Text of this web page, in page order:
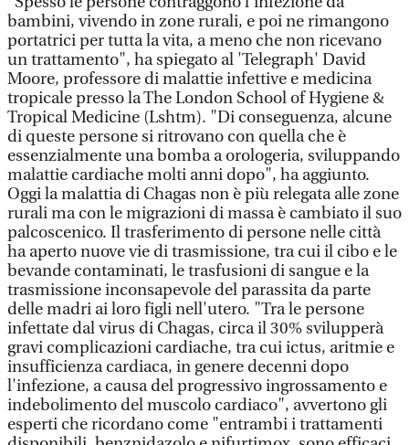
bambini, vivendo in zone rurali, e poi ne rimangono
portatrici per tutta la vita, a meno che non ricevano
un trattamento", ha spiegato al 'Telegraph' David
Moore, professore di malattie infettive e medicina
tropicale presso la The London School of Hygiene &
Tropical Medicine (Lshtm). "Di conseguenza, alcune
di queste persone si ritrovano con quella che è
essenzialmente una bomba a orologeria, sviluppando
malattie cardiache molti anni dopo", ha aggiunto.
Oggi la malattia di Chagas non è più relegata alle zone
rurali ma con le migrazioni di massa è cambiato il suo
palcoscenico. Il trasferimento di persone nelle città
ha aperto nuove vie di trasmissione, tra cui il cibo e le
bevande contaminati, le trasfusioni di sangue e la
trasmissione inconsapevole del parassita da parte
delle madri ai loro figli nell'utero. "Tra le persone
infettate dal virus di Chagas, circa il 30% svilupperà
gravi complicazioni cardiache, tra cui ictus, aritmie e
insufficienza cardiaca, in genere decenni dopo
l'infezione, a causa del progressivo ingrossamento e
indebolimento del muscolo cardiaco", avvertono gli
esperti che ricordano come "entrambi i trattamenti